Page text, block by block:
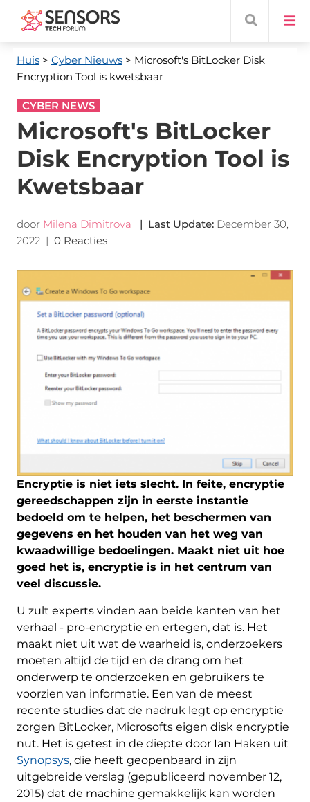
Huis> Cyber ​​Nieuws> Microsoft's BitLocker Disk
Encryption Tool is kwetsbaar
CYBER NEWS
Microsoft's BitLocker
Disk Encryption Tool is
Kwetsbaar
door Milena Dimitrova | Last Update: December 30,
2022| 0 Reacties
Encryptie is niet iets slecht. In feite, encryptie
gereedschappen zijn in eerste instantie
bedoeld om te helpen, het beschermen van
gegevens en het houden van het weg van
kwaadwillige bedoelingen. Maakt niet uit hoe
goed het is, encryptie is in het centrum van
veel discussie.
U zult experts vinden aan beide kanten van het
verhaal - pro-encryptie en ertegen, dat is. Het
maakt niet uit wat de waarheid is, onderzoekers
moeten altijd de tijd en de drang om het
onderwerp te onderzoeken en gebruikers te
voorzien van informatie. Een van de meest
recente studies dat de nadruk legt op encryptie
zorgen BitLocker, Microsofts eigen disk encryptie
nut. Het is getest in de diepte door Ian Haken uit
Synopsys, die heeft geopenbaard in zijn
uitgebreide verslag (gepubliceerd november 12,
2015) dat de machine gemakkelijk kan worden